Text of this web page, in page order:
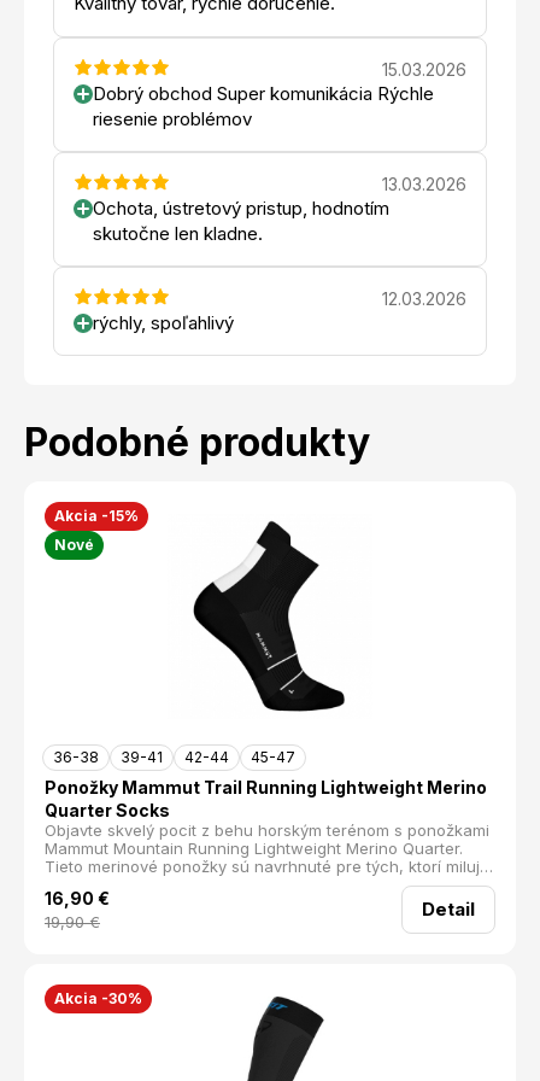
15.03.2026
Dobrý obchod Super komunikácia Rýchle
riesenie problémov
13.03.2026
Ochota, ústretový pristup, hodnotím
skutočne len kladne.
12.03.2026
rýchly, spoľahlivý
Podobné produkty
Akcia -15%
Nové
36-38 39-41 42-44 45-47
Ponožky Mammut Trail Running Lightweight Merino
Quarter Socks
Objavte skvelý pocit z behu horským terénom s ponožkami
Mammut Mountain Running Lightweight Merino Quarter.
Tieto merinové ponožky sú navrhnuté pre tých, ktorí milujú
pohyb v prírode a potrebujú spoľahlivé vybavenie.
16,90 €
19,90€
Detail
Akcia -30%